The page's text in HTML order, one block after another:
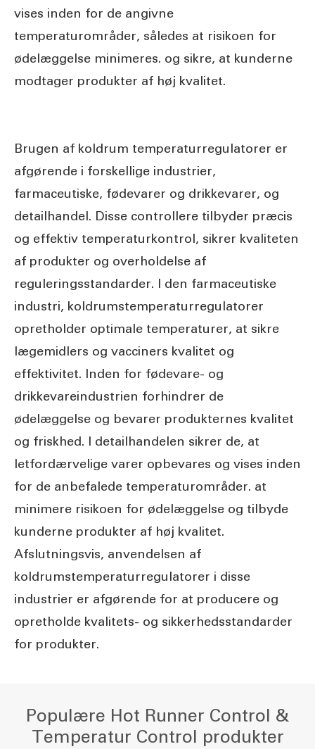
vises inden for de angivne
temperaturområder, således at risikoen for
ødelæggelse minimeres. og sikre, at kunderne
modtager produkter af høj kvalitet.
Brugen af koldrum temperaturregulatorer er
afgørende i forskellige industrier,
farmaceutiske, fødevarer og drikkevarer, og
detailhandel. Disse controllere tilbyder præcis
og effektiv temperaturkontrol, sikrer kvaliteten
af produkter og overholdelse af
reguleringsstandarder. I den farmaceutiske
industri, koldrumstemperaturregulatorer
opretholder optimale temperaturer, at sikre
lægemidlers og vacciners kvalitet og
effektivitet. Inden for fødevare- og
drikkevareindustrien forhindrer de
ødelæggelse og bevarer produkternes kvalitet
og friskhed. I detailhandelen sikrer de, at
letfordærvelige varer opbevares og vises inden
for de anbefalede temperaturområder. at
minimere risikoen for ødelæggelse og tilbyde
kunderne produkter af høj kvalitet.
Afslutningsvis, anvendelsen af
koldrumstemperaturregulatorer i disse
industrier er afgørende for at producere og
opretholde kvalitets- og sikkerhedsstandarder
for produkter.
Populære Hot Runner Control &
Temperatur Control produkter